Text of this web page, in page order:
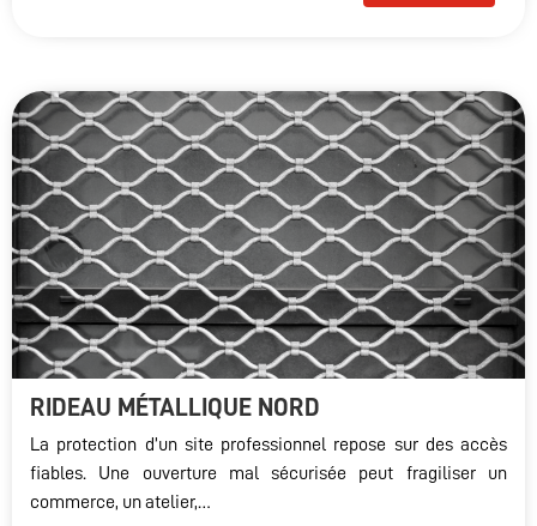
RIDEAU MÉTALLIQUE NORD
La protection d’un site professionnel repose sur des accès
fiables. Une ouverture mal sécurisée peut fragiliser un
commerce, un atelier,…